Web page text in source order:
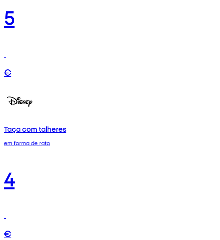
5
€
Taça com talheres
em forma de rato
4
€